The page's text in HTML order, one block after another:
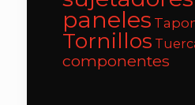
paneles
Tornillos
componentes